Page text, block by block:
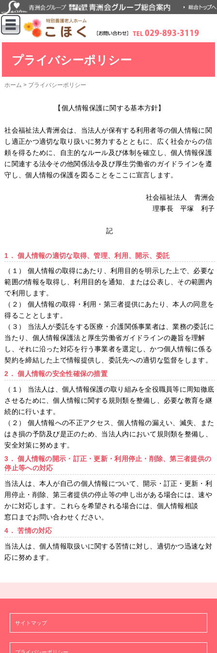
プライバシーポリシー
ホーム > プライバシーポリシー
【個人情報保護に関する基本方針】
社会福祉法人青洲会は、当法人が保有する利用者等の個人情報に関
し適正かつ適切な取り扱いに努力するとともに、広く社会からの信
頼を得るために、自主的なルール及び体制を確立し、個人情報保護
に関連する法令その他関係法令及び厚生労働省のガイドラインを遵
守し、個人情報の保護を図ることをここに宣言します。
社会福祉法人 青洲会
理事長 平塚 利子
記
1． 個人情報の適切な取得、管理、利用、開示、委託
（１） 個人情報の取得にあたり、利用目的を明示した上で、必要な
範囲の情報を取得し、利用目的を通知、または公表し、その範囲内
で利用します。
（２） 個人情報の取得・利用・第三者提供にあたり、本人の同意を
得ることとします。
（３） 当法人が委託をする医療・介護関係事業者は、業務の委託に
当たり、個人情報保護法と厚生労働省ガイドラインの趣旨を理解
し、それに沿った対応を行う事業者を選定し、かつ個人情報に係る
契約を締結した上で情報提供し、委託先への適切な監督をします。
2． 個人情報の安全性確保の措置
（１） 当法人は、個人情報保護の取り組みを全役職員等に周知徹底
させるために、個人情報に関する規則類を整備し、必要な教育を継
続的に行います。
（２） 個人情報への不正アクセス、個人情報の漏えい、滅失、また
はき損の予防及び是正のため、当法人内において規則類を整備し、
安全対策に努めます。
3． 個人情報の開示・訂正・更新・利用停止・削除、第三者提供の
停止等への対応
当法人は、本人が自己の個人情報について、開示・訂正・更新・利
用停止・削除、第三者提供の停止等の申し出がある場合には、速や
かに対応します。これらを希望される場合には、個人情報相談
窓口までお問い合わせください。
4． 苦情の対応
当法人は、個人情報取扱いに関する苦情に対し、適切かつ迅速な対
応に努めます。
サイトマップ